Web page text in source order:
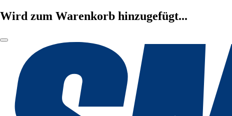
Wird zum Warenkorb hinzugefügt...